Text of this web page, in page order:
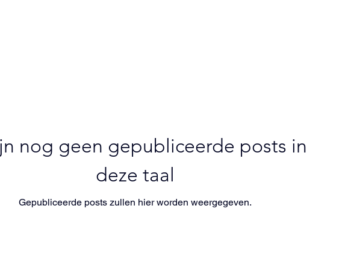
nog geen gepubliceerde posts in
deze taal
Gepubliceerde posts zullen hier worden weergegeven.